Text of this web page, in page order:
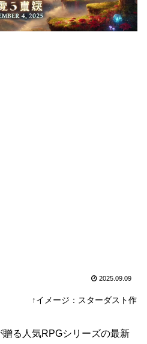
2025.09.09
ターダスト作
る人気RPGシリーズの最新